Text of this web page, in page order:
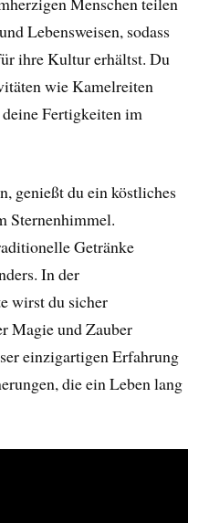
Lebensweisen, sodass
ihre Kultur erhältst. Du
wie Kamelreiten
Fertigkeiten im
genießt du ein köstliches
Sternenhimmel.
Getränke
In der
wirst du sicher
Magie und Zauber
einzigartigen Erfahrung
die ein Leben lang